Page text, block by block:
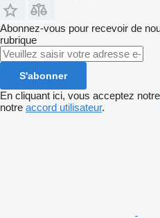
Abonnez-vous pour recevoir de
rubrique
S'abonner
En cliquant ici, vous acceptez notre
notre accord utilisateur.